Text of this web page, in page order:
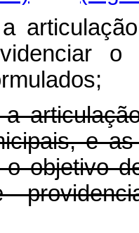
e
objetivo